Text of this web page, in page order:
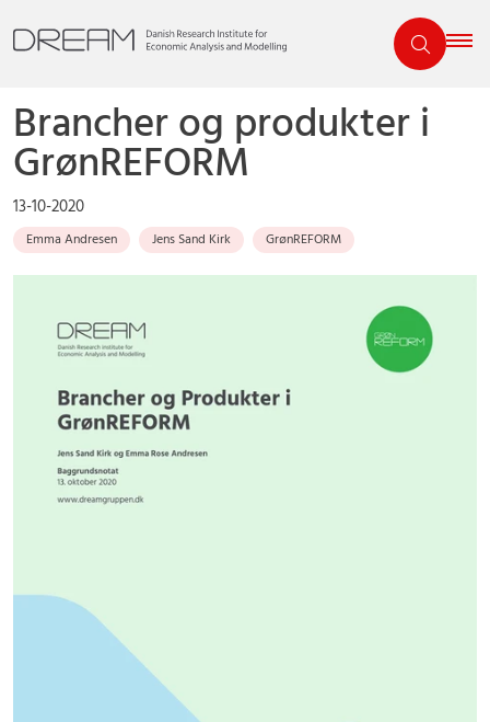
Brancher og produkter i
GrønREFORM
13-10-2020
Emma Andresen Jens Sand Kirk GrønREFORM